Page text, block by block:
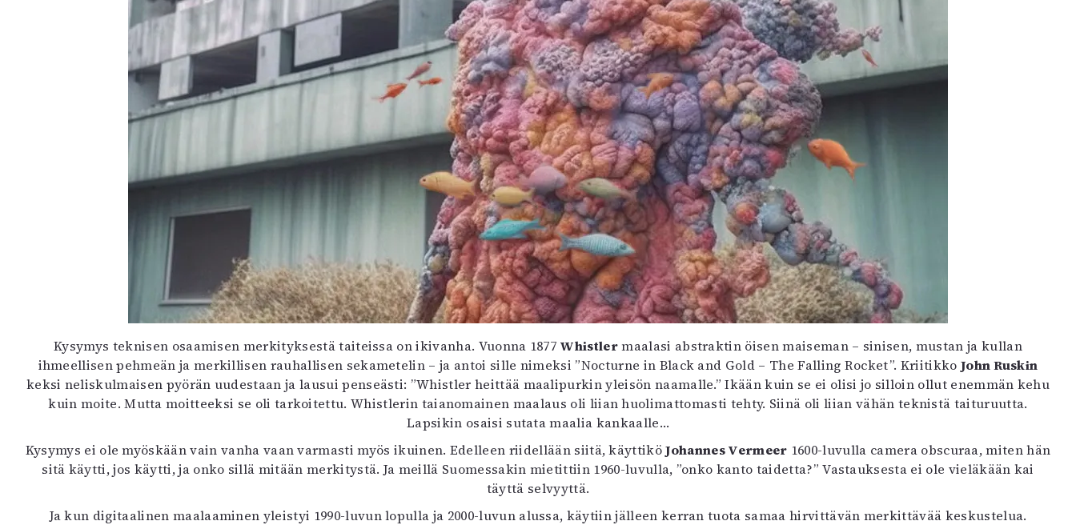
Kysymys teknisen osaamisen merkityksestä taiteissa on ikivanha. Vuonna 1877 Whistlermaalasi abstraktin öisen maiseman – sinisen, mustan ja kullan
ihmeellisen pehmeän ja merkillisen rauhallisen sekametelin – ja antoi sille nimeksi ”Nocturne in Black and Gold – The Falling Rocket”. Kriitikko John Ruskin
keksi neliskulmaisen pyörän uudestaan ja lausui penseästi: ”Whistler heittää maalipurkin yleisön naamalle.” Ikään kuin se ei olisi jo silloin ollut enemmän kehu
kuin moite. Mutta moitteeksi se oli tarkoitettu. Whistlerin taianomainen maalaus oli liian huolimattomasti tehty. Siinä oli liian vähän teknistä taituruutta.
Lapsikin osaisi sutata maalia kankaalle…
Kysymys ei ole myöskään vain vanha vaan varmasti myös ikuinen. Edelleen riidellään siitä, käyttiköJohannes Vermeer 1600-luvulla camera obscuraa, miten hän
sitä käytti, jos käytti, ja onko sillä mitään merkitystä. Ja meillä Suomessakin mietittiin 1960-luvulla, ”onko kanto taidetta?” Vastauksesta ei ole vieläkään kai
täyttä selvyyttä.
Ja kun digitaalinen maalaaminen yleistyi 1990-luvun lopulla ja 2000-luvun alussa, käytiin jälleen kerran tuota samaa hirvittävän merkittävää keskustelua.